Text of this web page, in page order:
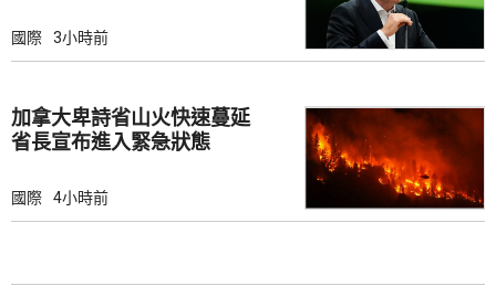
國際 3小時前
加拿大卑詩省山火快速蔓延
省長宣布進入緊急狀態
國際 4小時前